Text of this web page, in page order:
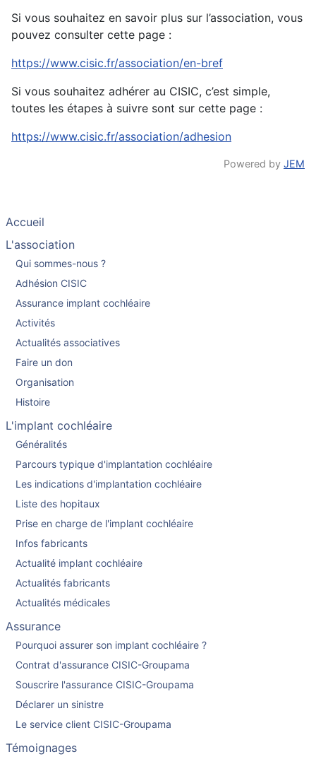
Si vous souhaitez en savoir plus sur l’association, vous
pouvez consulter cette page :
https://www.cisic.fr/association/en-bref
Si vous souhaitez adhérer au CISIC, c’est simple,
toutes les étapes à suivre sont sur cette page :
https://www.cisic.fr/association/adhesion
Powered by JEM
Accueil
L'association
Qui sommes-nous ?
Adhésion CISIC
Assurance implant cochléaire
Activités
Actualités associatives
Faire un don
Organisation
Histoire
L'implant cochléaire
Généralités
Parcours typique d'implantation cochléaire
Les indications d'implantation cochléaire
Liste des hopitaux
Prise en charge de l'implant cochléaire
Infos fabricants
Actualité implant cochléaire
Actualités fabricants
Actualités médicales
Assurance
Pourquoi assurer son implant cochléaire ?
Contrat d'assurance CISIC-Groupama
Souscrire l'assurance CISIC-Groupama
Déclarer un sinistre
Le service client CISIC-Groupama
Témoignages